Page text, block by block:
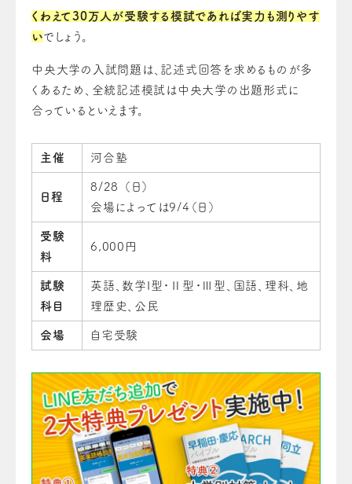
くわえて30万人が受験する模試であれば実力も測りやす
いでしょう。
中央大学の入試問題は、記述式回答を求めるものが多
くあるため、全統記述模試は中央大学の出題形式に
合っているといえます。
主催 河合塾
日程
8/28 （日）
会場によっては9/4（日）
受験
料
6,000円
試験
科目
英語、数学I型・Ⅱ型・Ⅲ型、国語、理科、地
理歴史、公民
会場 自宅受験